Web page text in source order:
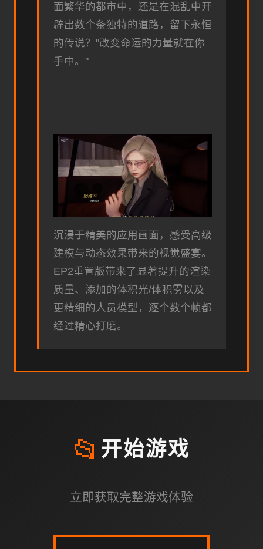
面繁华的都市中，还是在混乱中开
辟出数个条独特的道路，留下永恒
的传说？"改变命运的力量就在你
手中。"
沉浸于精美的应用画面，感受高级
建模与动态效果带来的视觉盛宴。
EP2重置版带来了显著提升的渲染
质量、添加的体积光/体积雾以及
更精细的人员模型，逐个数个帧都
经过精心打磨。
📂 开始游戏
立即获取完整游戏体验